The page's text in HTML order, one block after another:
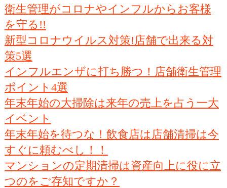
衛生管理がコロナやインフルからお客様
を守る!!
新型コロナウイルス対策!店舗で出来る対
策5選
インフルエンザに打ち勝つ！店舗衛生管理
ポイント4選
年末年始の大掃除は来年の売上を占う一大
イベント
年末年始を待つな！飲食店は店舗清掃は今
すぐに頼むべし！！
マンションの定期清掃は資産向上に役に立
つのをご存知ですか？